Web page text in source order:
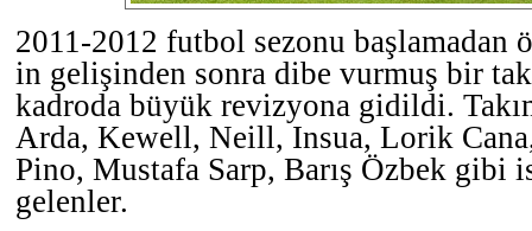
2011-2012 futbol sezonu başlamadan
in gelişinden sonra dibe vurmuş bir
kadroda büyük revizyona gidildi.
Arda, Kewell, Neill, Insua, Lorik
Pino, Mustafa Sarp, Barış Özbek gibi
gelenler.